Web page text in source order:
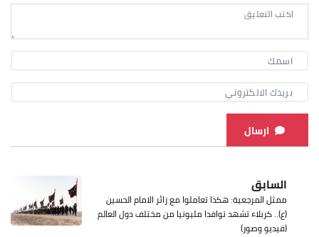
ارسال
السابق
ممثل المرجعية: هكذا تعاملوا مع زائر الامام الحسين
(ع).. كربلاء تشهد توافدا مليونيا من مختلف دول العالم
(فيديو وصور)